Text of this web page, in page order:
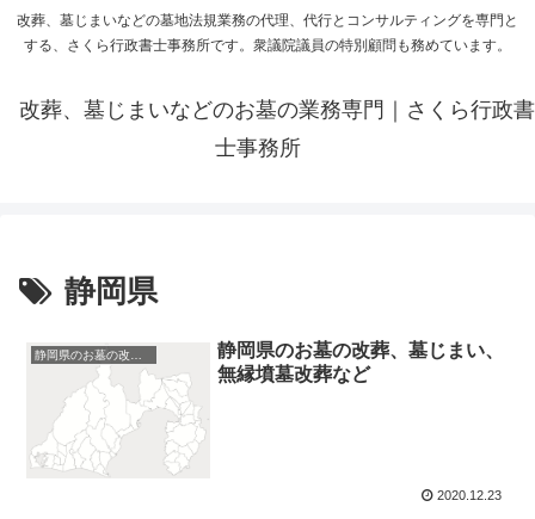
改葬、墓じまいなどの墓地法規業務の代理、代行とコンサルティングを専門と
する、さくら行政書士事務所です。衆議院議員の特別顧問も務めています。
改葬、墓じまいなどのお墓の業務専門｜さくら行政書
士事務所
静岡県
静岡県のお墓の改葬、墓じまい、
無縁墳墓改葬など
2020.12.23